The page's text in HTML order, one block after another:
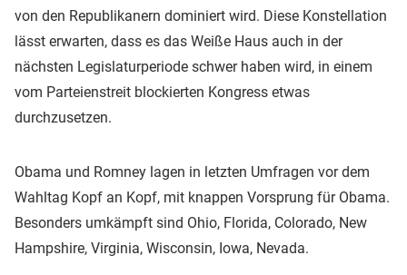
von den Republikanern dominiert wird. Diese Konstellation
lässt erwarten, dass es das Weiße Haus auch in der
nächsten Legislaturperiode schwer haben wird, in einem
vom Parteienstreit blockierten Kongress etwas
durchzusetzen.
Obama und Romney lagen in letzten Umfragen vor dem
Wahltag Kopf an Kopf, mit knappen Vorsprung für Obama.
Besonders umkämpft sind Ohio, Florida, Colorado, New
Hampshire, Virginia, Wisconsin, Iowa, Nevada.